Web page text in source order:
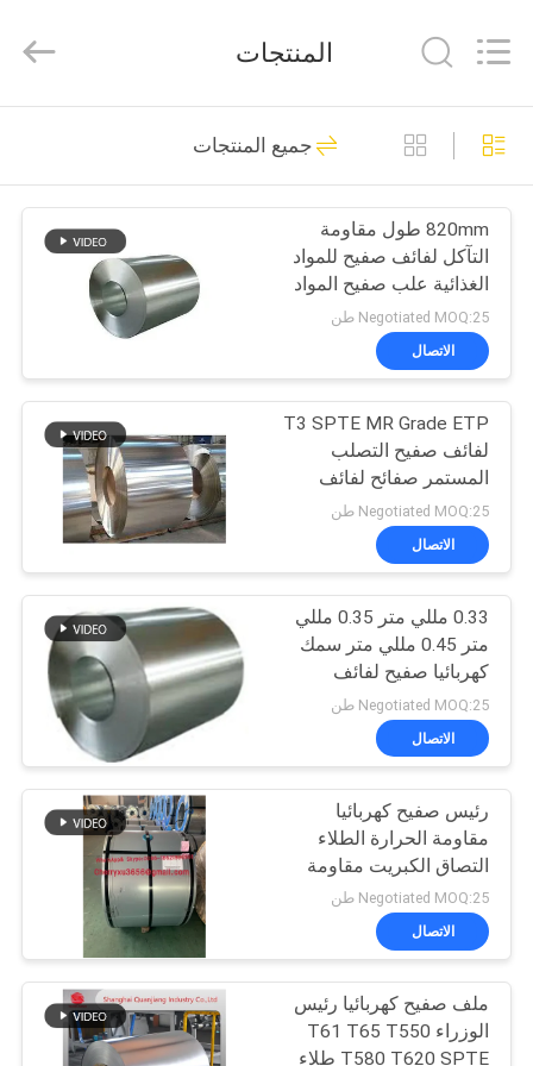
بيت
منتجات
أشرطة
فيديو
معلومات
جولة
في
المعمل
رقابة
جودة
اتصل
أخبار
حالات
اطلب
PACKAGING
MATERIALS
Rights
لوحة القصدير كهربائيا
235
صفائح صفيح
111
غطاء صفيح
94
لفائف صفيح
86
المنتجات
جميع المنتجات
820mm طول مقاومة
التآكل لفائف صفيح للمواد
الغذائية علب صفيح المواد
SPTE TFS
Negotiated MOQ:25 طن
الاتصال
T3 SPTE MR Grade ETP
لفائف صفيح التصلب
المستمر صفائح لفائف
صفيح
Negotiated MOQ:25 طن
الاتصال
0.33 مللي متر 0.35 مللي
متر 0.45 مللي متر سمك
كهربائيا صفيح لفائف
مقاومة للتآكل الطلاء
الغذاء كام
Negotiated MOQ:25 طن
الاتصال
رئيس صفيح كهربائيا
مقاومة الحرارة الطلاء
التصاق الكبريت مقاومة
820 مم صفيح
Negotiated MOQ:25 طن
الاتصال
ملف صفيح كهربائيا رئيس
الوزراء T61 T65 T550
T580 T620 SPTE طلاء